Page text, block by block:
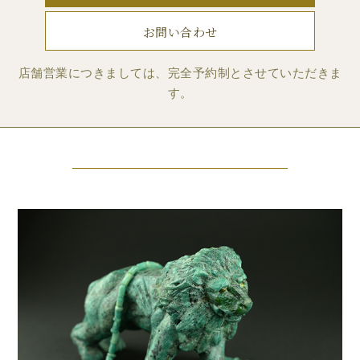
お問い合わせ
店舗営業につきましては、完全予約制とさせていただきま
す。